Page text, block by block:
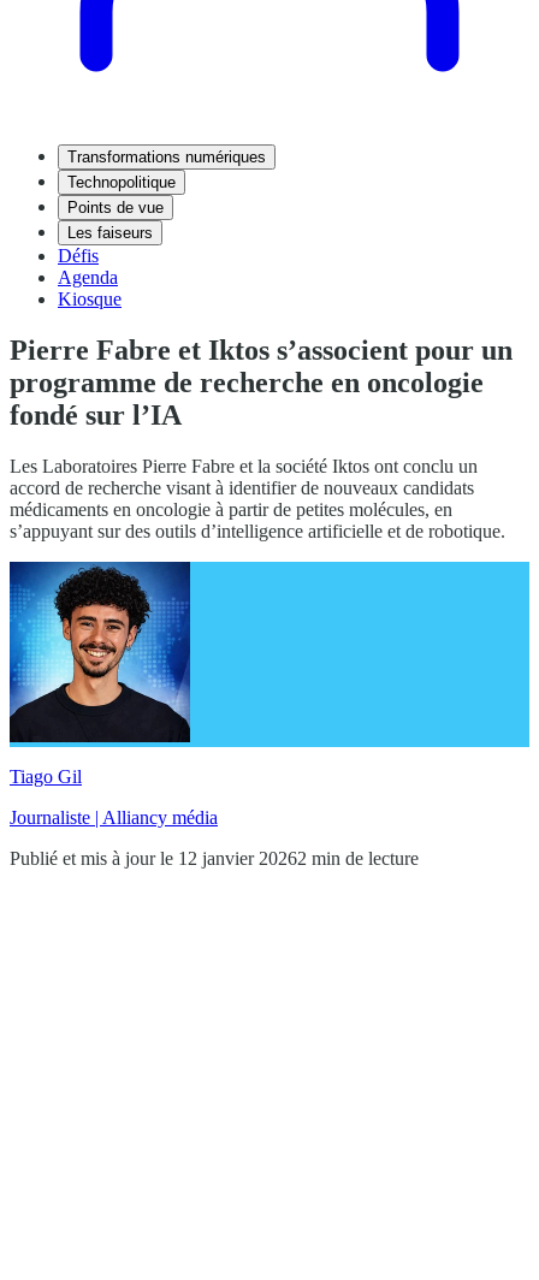
Transformations numériques
Technopolitique
Points de vue
Les faiseurs
Défis
Agenda
Kiosque
Pierre Fabre et Iktos s’associent pour un
programme de recherche en oncologie
fondé sur l’IA
Les Laboratoires Pierre Fabre et la société Iktos ont conclu un
accord de recherche visant à identifier de nouveaux candidats
médicaments en oncologie à partir de petites molécules, en
s’appuyant sur des outils d’intelligence artificielle et de robotique.
Tiago Gil
Journaliste | Alliancy média
Publié et mis à jour le 12 janvier 20262 min de lecture